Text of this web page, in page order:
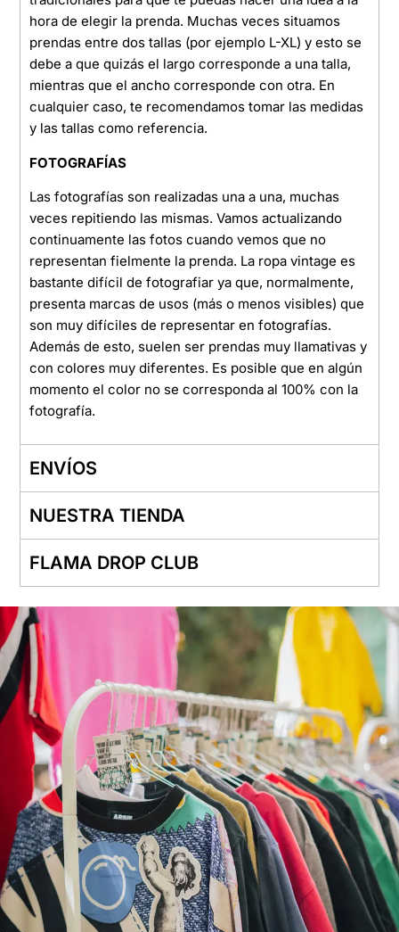
hora de elegir la prenda. Muchas veces situamos
prendas entre dos tallas (por ejemplo L-XL) y esto se
debe a que quizás el largo corresponde a una talla,
mientras que el ancho corresponde con otra. En
cualquier caso, te recomendamos tomar las medidas
y las tallas como referencia.
FOTOGRAFÍAS
Las fotografías son realizadas una a una, muchas
veces repitiendo las mismas. Vamos actualizando
continuamente las fotos cuando vemos que no
representan fielmente la prenda. La ropa vintage es
bastante difícil de fotografiar ya que, normalmente,
presenta marcas de usos (más o menos visibles) que
son muy difíciles de representar en fotografías.
Además de esto, suelen ser prendas muy llamativas y
con colores muy diferentes. Es posible que en algún
momento el color no se corresponda al 100% con la
fotografía.
ENVÍOS
NUESTRA TIENDA
FLAMA DROP CLUB